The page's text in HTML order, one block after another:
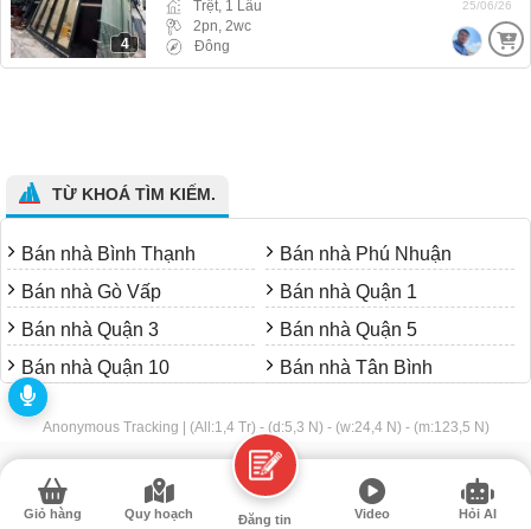
4
Trệt, 1 Lầu
2pn, 2wc
Đông
25/06/26
TỪ KHOÁ TÌM KIẾM.
Bán nhà Bình Thạnh
Bán nhà Phú Nhuận
Bán nhà Gò Vấp
Bán nhà Quận 1
Bán nhà Quận 3
Bán nhà Quận 5
Bán nhà Quận 10
Bán nhà Tân Bình
Anonymous Tracking | (All:1,4 Tr) - (d:5,3 N) - (w:24,4 N) - (m:123,5 N)
Giỏ hàng Quy hoạch Đăng tin Video Hỏi AI